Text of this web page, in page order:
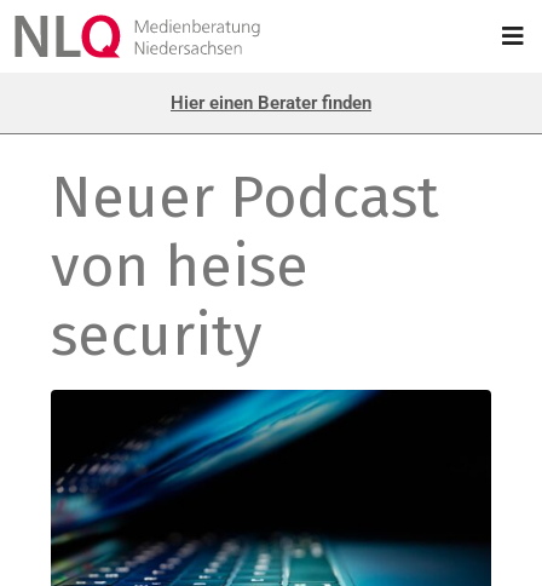
Hier einen Berater finden
Neuer Podcast
von heise
security